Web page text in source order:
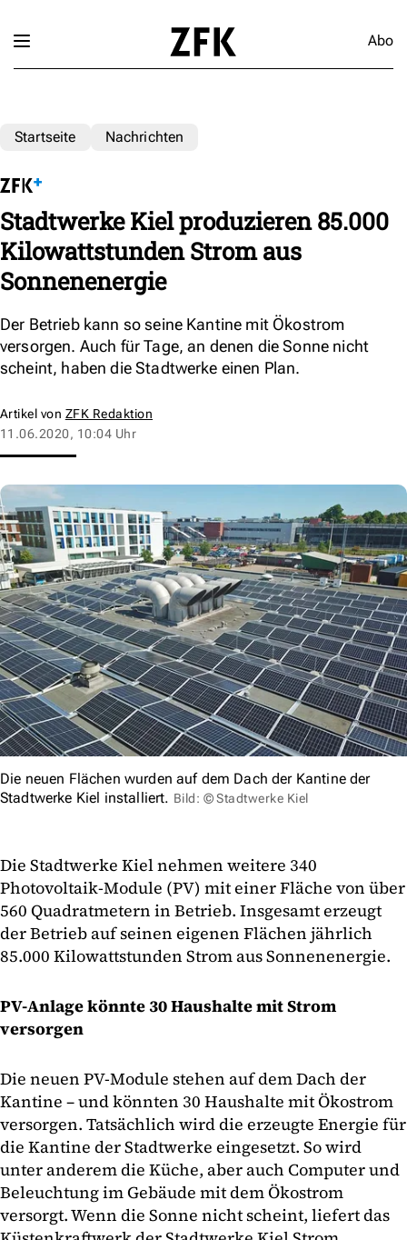
Abo
Startseite Nachrichten
Stadtwerke Kiel produzieren 85.000
Kilowattstunden Strom aus
Sonnenenergie
Der Betrieb kann so seine Kantine mit Ökostrom
versorgen. Auch für Tage, an denen die Sonne nicht
scheint, haben die Stadtwerke einen Plan.
Artikel von ZFK Redaktion
11.06.2020, 10:04 Uhr
Die neuen Flächen wurden auf dem Dach der Kantine der
Stadtwerke Kiel installiert. Bild: © Stadtwerke Kiel
Die Stadtwerke Kiel nehmen weitere 340
Photovoltaik-Module (PV) mit einer Fläche von über
560 Quadratmetern in Betrieb. Insgesamt erzeugt
der Betrieb auf seinen eigenen Flächen jährlich
85.000 Kilowattstunden Strom aus Sonnenenergie.
PV-Anlage könnte 30 Haushalte mit Strom
versorgen
Die neuen PV-Module stehen auf dem Dach der
Kantine – und könnten 30 Haushalte mit Ökostrom
versorgen. Tatsächlich wird die erzeugte Energie für
die Kantine der Stadtwerke eingesetzt. So wird
unter anderem die Küche, aber auch Computer und
Beleuchtung im Gebäude mit dem Ökostrom
versorgt. Wenn die Sonne nicht scheint, liefert das